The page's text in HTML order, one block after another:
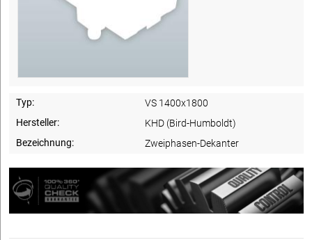
Typ:
VS 1400x1800
Hersteller:
KHD (Bird-Humboldt)
Bezeichnung:
Zweiphasen-Dekanter